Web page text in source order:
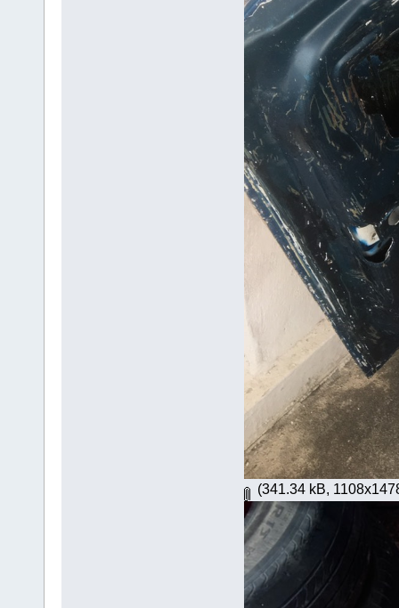
(341.34 kB,